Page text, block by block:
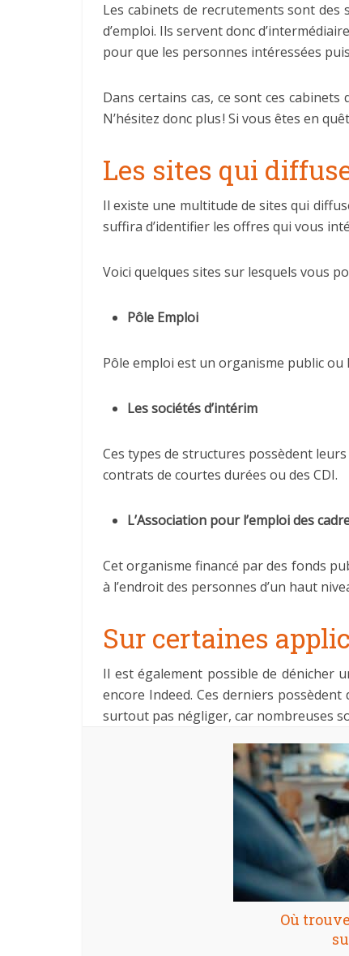
Les cabinets de recrutements sont
d’emploi. Ils servent donc
pour que les personnes intéressées
Dans certains cas, ce sont ces
N’hésitez donc plus ! Si vous êtes en
Les sites qui
Il existe une multitude de sites qui
suffira d’identifier les offres qui vous
Voici quelques sites sur lesquels vous
Pôle Emploi
Pôle emploi est un organisme public ou
Les sociétés d’intérim
Ces types de structures possèdent
contrats de courtes durées ou des CDI.
L’Association pour l’emploi des
Cet organisme financé par des fonds
à l’endroit des personnes d’un haut
Sur certaines
Il est également possible de dénicher
encore Indeed. Ces derniers
surtout pas négliger, car nombreuses
Où